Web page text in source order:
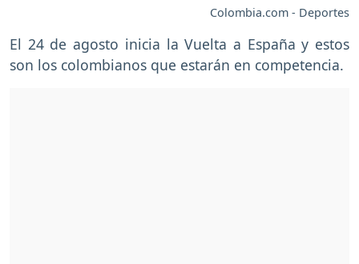
Colombia.com - Deportes
El 24 de agosto inicia la Vuelta a España y estos
son los colombianos que estarán en competencia.